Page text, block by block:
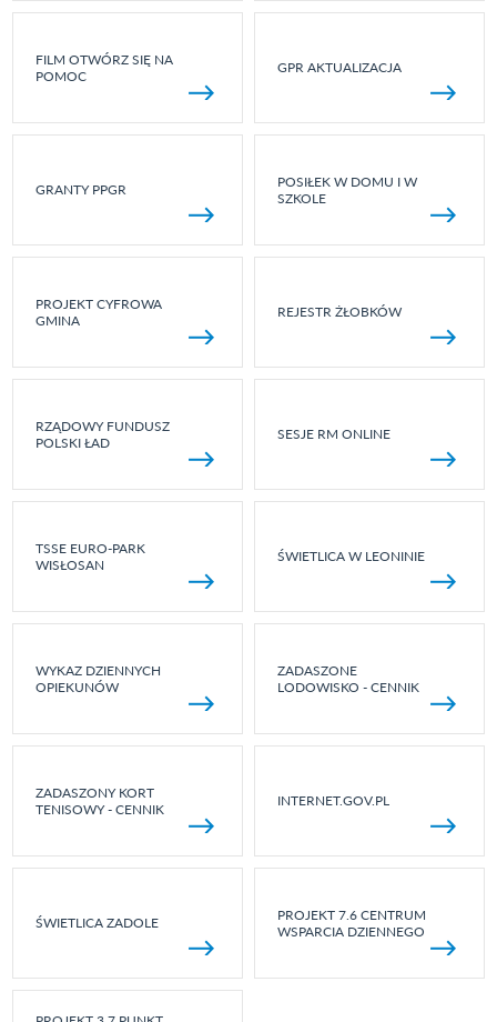
FILM OTWÓRZ SIĘ NA
POMOC
GPR AKTUALIZACJA
GRANTY PPGR
POSIŁEK W DOMU I W
SZKOLE
PROJEKT CYFROWA
GMINA
REJESTR ŻŁOBKÓW
RZĄDOWY FUNDUSZ
POLSKI ŁAD
SESJE RM ONLINE
TSSE EURO-PARK
WISŁOSAN
ŚWIETLICA W LEONINIE
WYKAZ DZIENNYCH
OPIEKUNÓW
ZADASZONE
LODOWISKO - CENNIK
ZADASZONY KORT
TENISOWY - CENNIK
INTERNET.GOV.PL
ŚWIETLICA ZADOLE
PROJEKT 7.6 CENTRUM
WSPARCIA DZIENNEGO